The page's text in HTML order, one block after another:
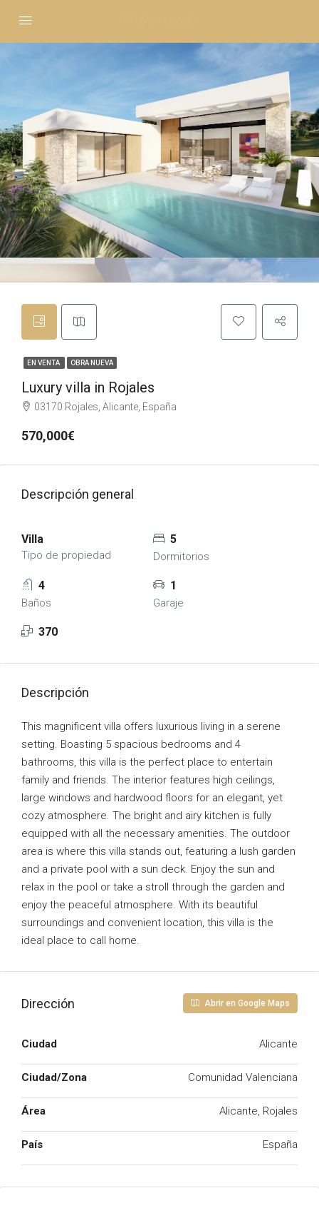
EN VENTA OBRA NUEVA
Luxury villa in Rojales
03170 Rojales, Alicante, España
570,000€
Descripción general
Villa
Tipo de propiedad
5
Dormitorios
4
Baños
1
Garaje
370
Descripción
This magnificent villa offers luxurious living in a serene
setting. Boasting 5 spacious bedrooms and 4
bathrooms, this villa is the perfect place to entertain
family and friends. The interior features high ceilings,
large windows and hardwood floors for an elegant, yet
cozy atmosphere. The bright and airy kitchen is fully
equipped with all the necessary amenities. The outdoor
area is where this villa stands out, featuring a lush garden
and a private pool with a sun deck. Enjoy the sun and
relax in the pool or take a stroll through the garden and
enjoy the peaceful atmosphere. With its beautiful
surroundings and convenient location, this villa is the
ideal place to call home.
Dirección Abrir en Google Maps
Ciudad Alicante
Ciudad/Zona Comunidad Valenciana
Área Alicante, Rojales
País España